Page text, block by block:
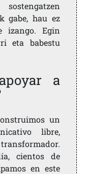
gabe, hau ez
izango. Egin
eta babestu
a
un
libre,
cientos de
en este